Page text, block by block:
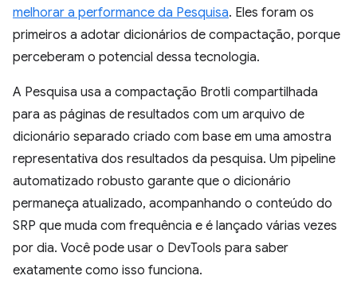
melhorar a performance da Pesquisa. Eles foram os
primeiros a adotar dicionários de compactação, porque
perceberam o potencial dessa tecnologia.
A Pesquisa usa a compactação Brotli compartilhada
para as páginas de resultados com um arquivo de
dicionário separado criado com base em uma amostra
representativa dos resultados da pesquisa. Um pipeline
automatizado robusto garante que o dicionário
permaneça atualizado, acompanhando o conteúdo do
SRP que muda com frequência e é lançado várias vezes
por dia. Você pode usar o DevTools para saber
exatamente como isso funciona.